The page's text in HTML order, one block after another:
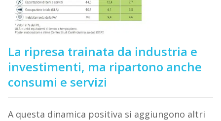
La ripresa trainata da industria e
investimenti, ma ripartono anche
consumi e servizi
A questa dinamica positiva si aggiungono altri